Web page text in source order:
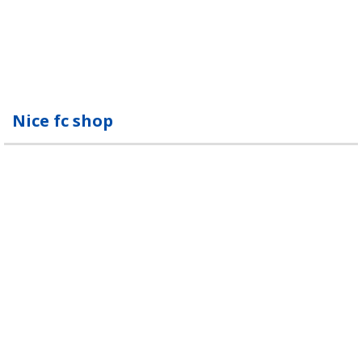
Nice fc shop